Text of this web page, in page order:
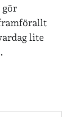
gör
lite